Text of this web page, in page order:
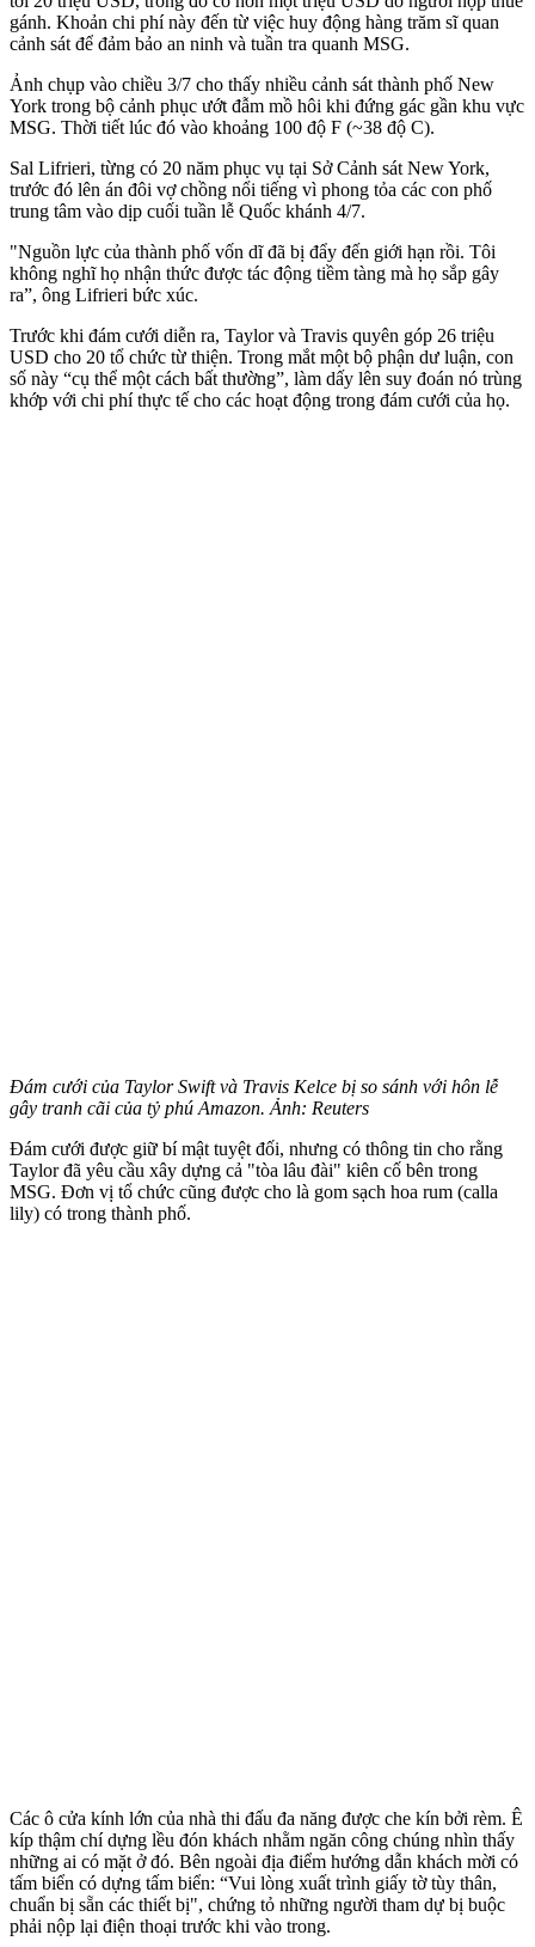
gánh. Khoản chi phí này đến từ việc huy động hàng trăm sĩ quan
cảnh sát để đảm bảo an ninh và tuần tra quanh MSG.
Ảnh chụp vào chiều 3/7 cho thấy nhiều cảnh sát thành phố New
York trong bộ cảnh phục ướt đẫm mồ hôi khi đứng gác gần khu vực
MSG. Thời tiết lúc đó vào khoảng 100 độ F (~38 độ C).
Sal Lifrieri, từng có 20 năm phục vụ tại Sở Cảnh sát New York,
trước đó lên án đôi vợ chồng nổi tiếng vì phong tỏa các con phố
trung tâm vào dịp cuối tuần lễ Quốc khánh 4/7.
"Nguồn lực của thành phố vốn dĩ đã bị đẩy đến giới hạn rồi. Tôi
không nghĩ họ nhận thức được tác động tiềm tàng mà họ sắp gây
ra”, ông Lifrieri bức xúc.
Trước khi đám cưới diễn ra, Taylor và Travis quyên góp 26 triệu
USD cho 20 tổ chức từ thiện. Trong mắt một bộ phận dư luận, con
số này “cụ thể một cách bất thường”, làm dấy lên suy đoán nó trùng
khớp với chi phí thực tế cho các hoạt động trong đám cưới của họ.
Đám cưới của Taylor Swift và Travis Kelce bị so sánh với hôn lễ
gây tranh cãi của tỷ phú Amazon. Ảnh: Reuters
Đám cưới được giữ bí mật tuyệt đối, nhưng có thông tin cho rằng
Taylor đã yêu cầu xây dựng cả "tòa lâu đài" kiên cố bên trong
MSG. Đơn vị tổ chức cũng được cho là gom sạch hoa rum (calla
lily) có trong thành phố.
Các ô cửa kính lớn của nhà thi đấu đa năng được che kín bởi rèm. Ê
kíp thậm chí dựng lều đón khách nhằm ngăn công chúng nhìn thấy
những ai có mặt ở đó. Bên ngoài địa điểm hướng dẫn khách mời có
tấm biển có dựng tấm biển: “Vui lòng xuất trình giấy tờ tùy thân,
chuẩn bị sẵn các thiết bị", chứng tỏ những người tham dự bị buộc
phải nộp lại điện thoại trước khi vào trong.